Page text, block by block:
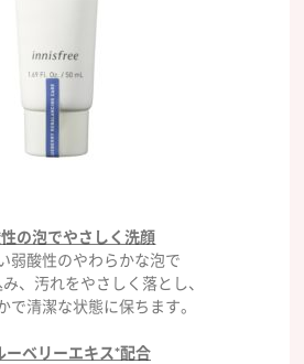
の泡でやさしく洗顔
弱酸性のやわらかな泡で
、汚れをやさしく落とし、
で清潔な状態に保ちます。
ーベリーエキス*配合